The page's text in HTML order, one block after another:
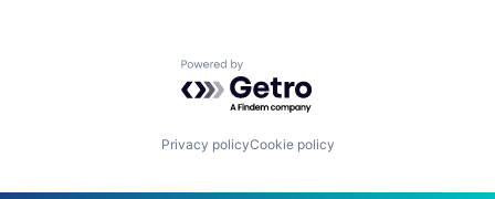
Powered by Getro.com
Privacy policyCookie policy